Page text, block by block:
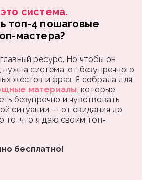
система.
топ-4 пошаговые
мастера?
ресурс. Но чтобы он
нужна система: от безупречного
жестов и фраз. Я собрала для
материалы, которые
безупречно и чувствовать
ситуации — от свидания до
то, что я даю своим топ-
бесплатно!